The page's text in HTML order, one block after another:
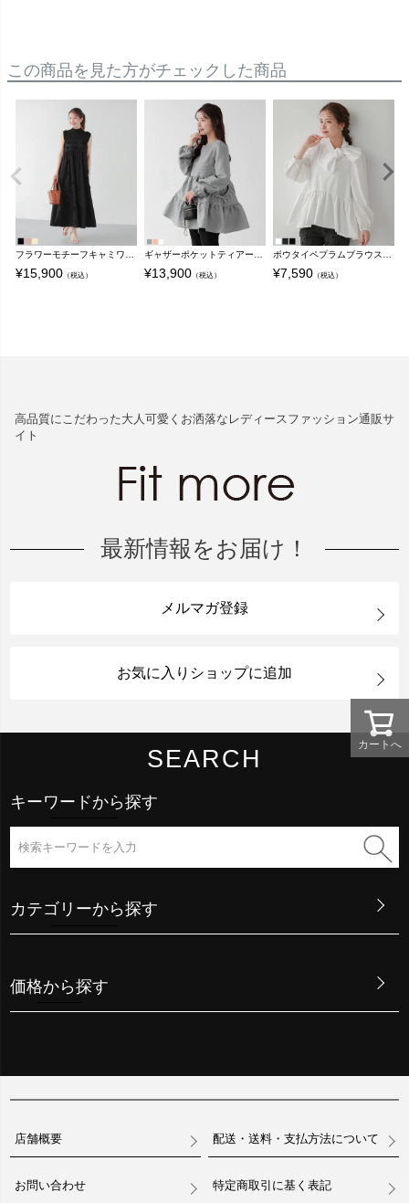
この商品を見た方がチェックした商品
¥15,900 （税込） ¥13,900 （税込） ¥7,590 （税込）
カートへ
高品質にこだわった大人可愛くお洒落なレディースファッション通販サ
イト
最新情報をお届け！
メルマガ登録
お気に入りショップに追加
SEARCH
キーワードから探す
カテゴリーから探す
価格から探す
店舗概要 配送・送料・支払方法について
お問い合わせ 特定商取引に基く表記